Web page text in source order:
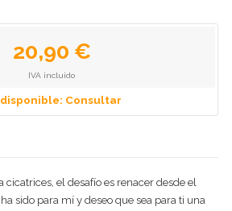
20,90 €
IVA incluido
disponible: Consultar
cicatrices, el desafío es renacer desde el
sido para mí y deseo que sea para ti una